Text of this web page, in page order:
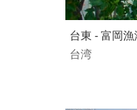
台東 - 富岡漁
台湾